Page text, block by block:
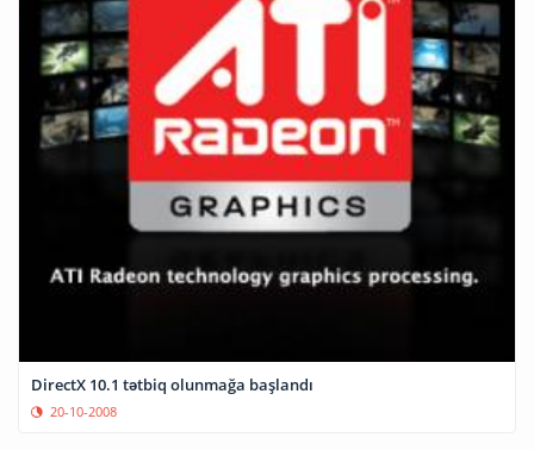
DirectX 10.1 tətbiq olunmağa başlandı
20-10-2008